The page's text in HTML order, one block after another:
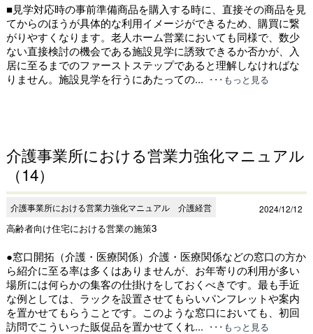
■見学対応時の事前準備商品を購入する時に、直接その商品を見
てからのほうが具体的な利用イメージができるため、購買に繋
がりやすくなります。老人ホーム営業においても同様で、数少
ない直接検討の機会である施設見学に誘致できるか否かが、入
居に至るまでのファーストステップであると理解しなければな
りません。施設見学を行うにあたっての... ･･･もっと見る
介護事業所における営業力強化マニュアル
（14）
介護事業所における営業力強化マニュアル 介護経営 2024/12/12
高齢者向け住宅における営業の施策3
●窓口開拓（介護・医療関係）介護・医療関係などの窓口の方か
ら紹介に至る率は多くはありませんが、お年寄りの利用が多い
場所には何らかの集客の仕掛けをしておくべきです。最も手近
な例としては、ラックを設置させてもらいパンフレットや案内
を置かせてもらうことです。このような窓口においても、初回
訪問でこういった販促品を置かせてくれ... ･･･もっと見る